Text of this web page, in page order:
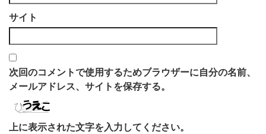
サイト
次回のコメントで使用するためブラウザーに自分の名前、
メールアドレス、サイトを保存する。
上に表示された文字を入力してください。